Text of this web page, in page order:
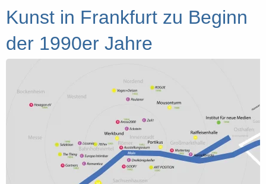
Kunst in Frankfurt zu Beginn
der 1990er Jahre